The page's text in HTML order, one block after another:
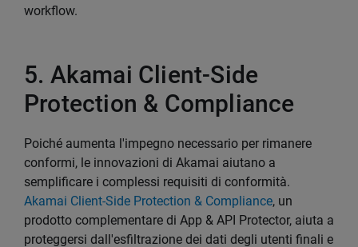
workflow.
5. Akamai Client-Side
Protection & Compliance
Poiché aumenta l'impegno necessario per rimanere
conformi, le innovazioni di Akamai aiutano a
semplificare i complessi requisiti di conformità.
Akamai Client-Side Protection & Compliance, un
prodotto complementare di App & API Protector, aiuta a
proteggersi dall'esfiltrazione dei dati degli utenti finali e